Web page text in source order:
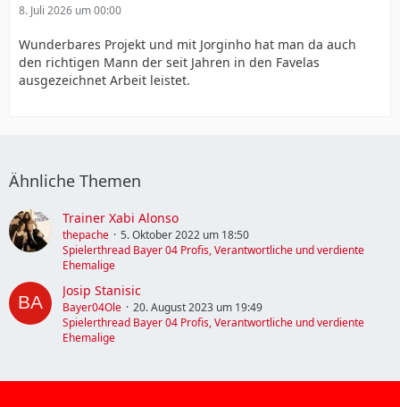
8. Juli 2026 um 00:00
Wunderbares Projekt und mit Jorginho hat man da auch
den richtigen Mann der seit Jahren in den Favelas
ausgezeichnet Arbeit leistet.
Ähnliche Themen
Trainer Xabi Alonso
thepache
5. Oktober 2022 um 18:50
Spielerthread Bayer 04 Profis, Verantwortliche und verdiente
Ehemalige
Josip Stanisic
Bayer04Ole
20. August 2023 um 19:49
Spielerthread Bayer 04 Profis, Verantwortliche und verdiente
Ehemalige